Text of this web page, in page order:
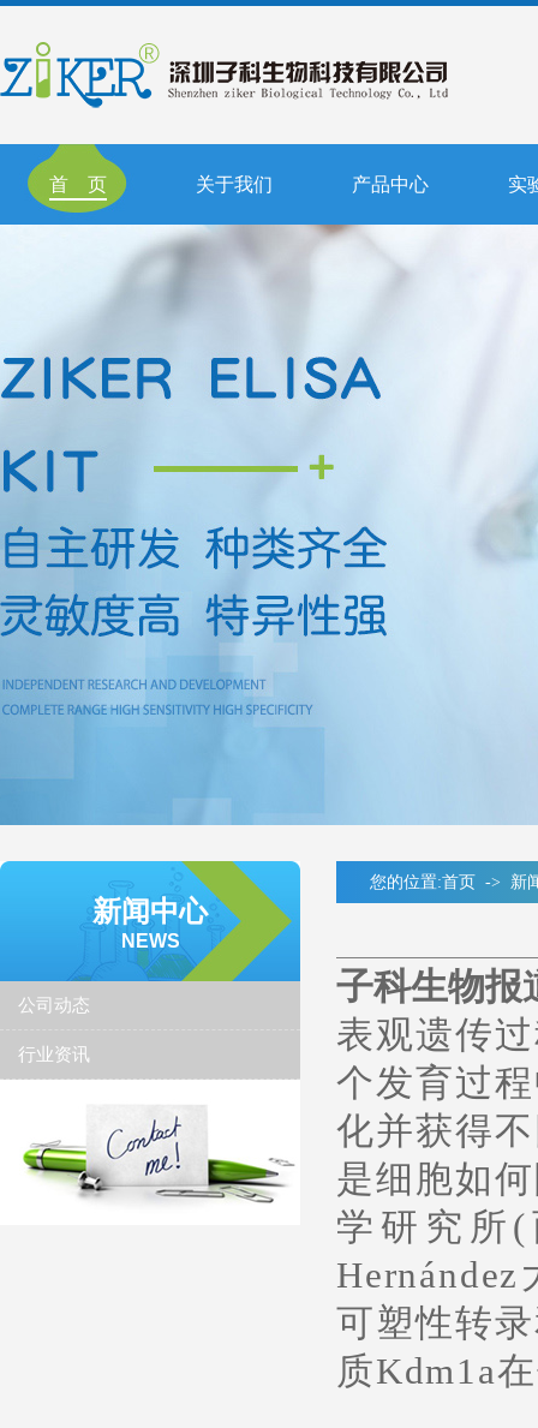
首 页 关于我们 产品中心 实
新闻中心
NEWS
公司动态
行业资讯
您的位置:首页 -> 新
子科生物
表观遗传
个发育过
化并获得
是细胞如
学研究所
可塑性转
质Kdm1a